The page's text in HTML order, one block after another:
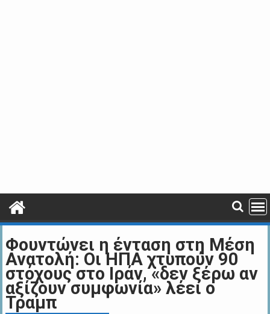
Φουντώνει η ένταση στη Μέση
Ανατολή: Οι ΗΠΑ χτυπούν 90
στόχους στο Ιράν, «δεν ξέρω αν
αξίζουν συμφωνία» λέει ο
Τραμπ